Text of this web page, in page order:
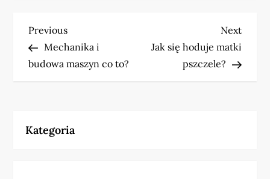
N
a
g
Previous
Post
Previous
Mechanika i
budowa maszyn co to?
Next
Next
Jak się hoduje matki
pszczele?
Kategoria